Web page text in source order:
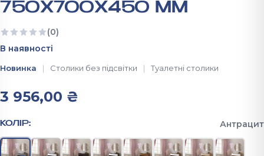
750Х700Х450 ММ
(0)
Ще немає відгуків
В наявності
Новинка Столики без підсвітки Туалетні столики
3 956,00 ₴
КОЛІР: Антрацит